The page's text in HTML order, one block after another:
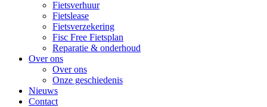
Fietsverhuur
Fietslease
Fietsverzekering
Fisc Free Fietsplan
Reparatie & onderhoud
Over ons
Over ons
Onze geschiedenis
Nieuws
Contact